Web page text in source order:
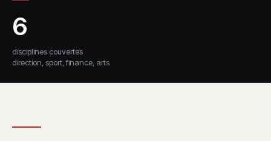
6
disciplines couvertes
direction, sport, finance, arts